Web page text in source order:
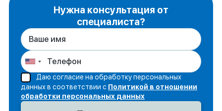
Нужна консультация от
специалиста?
Даю согласие на обработку персональных
данных в соответствии с Политикой в отношении
обработки персональных данных